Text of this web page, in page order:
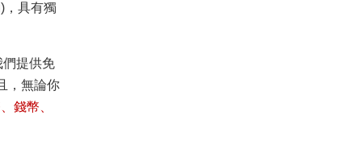
，具有獨
提供免
，無論你
錢幣、